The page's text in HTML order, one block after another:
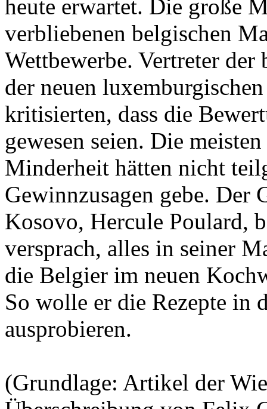
heute erwartet. Die große
verbliebenen belgischen
Wettbewerbe. Vertreter
der neuen
kritisierten, dass die
gewesen seien. Die
Minderheit hätten nicht
Gewinnzusagen gebe. Der
Kosovo, Hercule Poulard,
versprach, alles in seiner
die Belgier im neuen
So wolle er die Rezepte in
ausprobieren.
(Grundlage: Artikel der